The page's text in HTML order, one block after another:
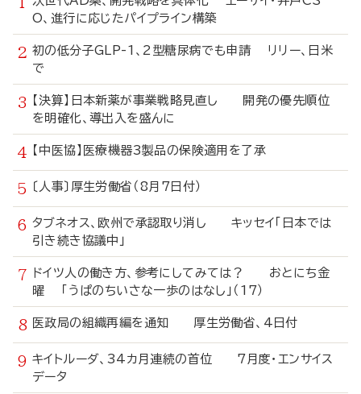
O、進行に応じたパイプライン構築
初の低分子GLP-1、2型糖尿病でも申請 リリー、日米
で
【決算】日本新薬が事業戦略見直し 開発の優先順位
を明確化、導出入を盛んに
【中医協】医療機器3製品の保険適用を了承
〔人事〕厚生労働省（8月7日付）
タブネオス、欧州で承認取り消し キッセイ「日本では
引き続き協議中」
ドイツ人の働き方、参考にしてみては？ おとにち金
曜 「うぱのちいさな一歩のはなし」（17）
医政局の組織再編を通知 厚生労働省、4日付
キイトルーダ、34カ月連続の首位 7月度・エンサイス
データ